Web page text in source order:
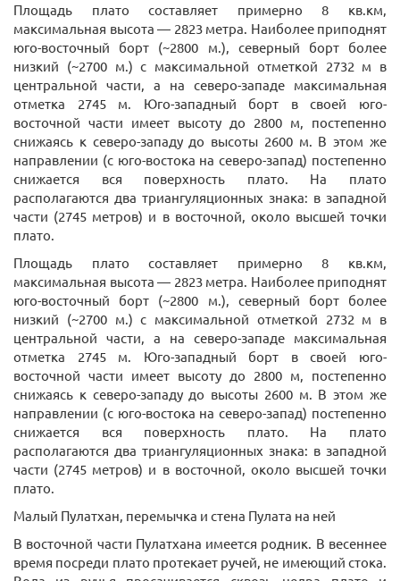
Площадь плато составляет примерно 8 кв.км,
максимальная высота — 2823 метра. Наиболее приподнят
юго-восточный борт (~2800 м.), северный борт более
низкий (~2700 м.) с максимальной отметкой 2732 м в
центральной части, а на северо-западе максимальная
отметка 2745 м. Юго-западный борт в своей юго-
восточной части имеет высоту до 2800 м, постепенно
снижаясь к северо-западу до высоты 2600 м. В этом же
направлении (с юго-востока на северо-запад) постепенно
снижается вся поверхность плато. На плато
располагаются два триангуляционных знака: в западной
части (2745 метров) и в восточной, около высшей точки
плато.
Площадь плато составляет примерно 8 кв.км,
максимальная высота — 2823 метра. Наиболее приподнят
юго-восточный борт (~2800 м.), северный борт более
низкий (~2700 м.) с максимальной отметкой 2732 м в
центральной части, а на северо-западе максимальная
отметка 2745 м. Юго-западный борт в своей юго-
восточной части имеет высоту до 2800 м, постепенно
снижаясь к северо-западу до высоты 2600 м. В этом же
направлении (с юго-востока на северо-запад) постепенно
снижается вся поверхность плато. На плато
располагаются два триангуляционных знака: в западной
части (2745 метров) и в восточной, около высшей точки
плато.
Малый Пулатхан, перемычка и стена Пулата на ней
В восточной части Пулатхана имеется родник. В весеннее
время посреди плато протекает ручей, не имеющий стока.